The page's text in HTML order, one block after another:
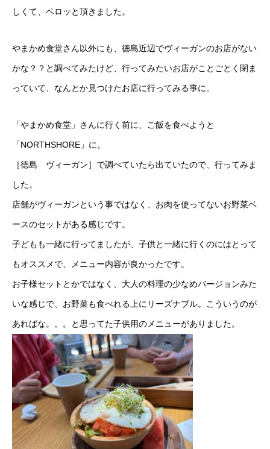
しくて、ペロッと頂きました。
やまかめ食堂さん以外にも、徳島近辺でヴィーガンのお店がない
かな？？と調べてみたけど、行ってみたいお店がことごとく閉ま
っていて、なんとか見つけたお店に行ってみる事に。
「やまかめ食堂」さんに行く前に、ご飯を食べようと
「NORTHSHORE 」に。
［徳島 ヴィーガン］で調べていたら出ていたので、行ってみま
した。
店舗がヴィーガンという事ではなく、お肉を使ってないお野菜ベ
ースのセットがある感じです。
子どもも一緒に行ってましたが、子供と一緒に行くのにはとって
もオススメで、メニュー内容が良かったです。
お子様セットとかではなく、大人の料理の少なめバージョンみた
いな感じで、お野菜も食べれる上にリーズナブル。こういうのが
あればな。。。と思ってた子供用のメニューがありました。